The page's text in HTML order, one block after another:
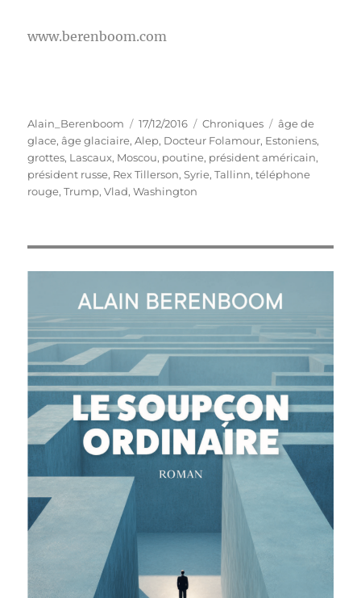
www.berenboom.com
Auteur
Alain_Berenboom
Publié
le
17/12/2016 Catégories
Chroniques Étiquettes
âge de
glace,âge glaciaire,Alep, Docteur Folamour, Estoniens,
grottes, Lascaux, Moscou, poutine, président américain,
président russe, Rex Tillerson,Syrie,Tallinn,téléphone
rouge,Trump,Vlad,Washington